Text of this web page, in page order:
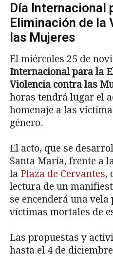
Día Internacional
Eliminación de la
las Mujeres
El miércoles 25 de
Internacional para la
Violencia contra las
horas tendrá lugar el
homenaje a las
género.
El acto, que se
Santa María, frente a
la Plaza de Cervantes,
lectura de un
se encenderá una
víctimas mortales de
Las propuestas y
hasta el 4 de